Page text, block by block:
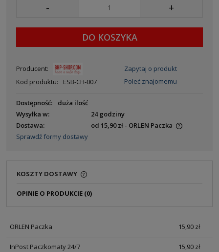
- +
DO KOSZYKA
Producent:
Kod produktu:
ESB-CH-007
Zapytaj o produkt
Poleć znajomemu
Dostępność:
duża ilość
Wysyłka w:
24 godziny
Dostawa:
od 15,90 zł - ORLEN Paczka
Sprawdź formy dostawy
KOSZTY DOSTAWY
OPINIE O PRODUKCIE (0)
ORLEN Paczka 15,90 zł
InPost Paczkomaty 24/7 15,90 zł